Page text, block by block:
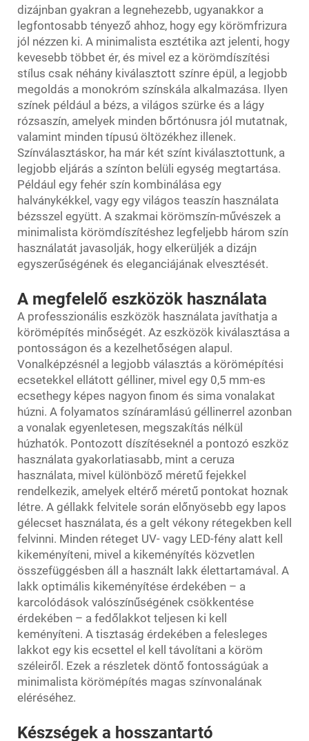
dizájnban gyakran a legnehezebb, ugyanakkor a
legfontosabb tényező ahhoz, hogy egy körömfrizura
jól nézzen ki. A minimalista esztétika azt jelenti, hogy
kevesebb többet ér, és mivel ez a körömdíszítési
stílus csak néhány kiválasztott színre épül, a legjobb
megoldás a monokróm színskála alkalmazása. Ilyen
színek például a bézs, a világos szürke és a lágy
rózsaszín, amelyek minden bőrtónusra jól mutatnak,
valamint minden típusú öltözékhez illenek.
Színválasztáskor, ha már két színt kiválasztottunk, a
legjobb eljárás a színton belüli egység megtartása.
Például egy fehér szín kombinálása egy
halványkékkel, vagy egy világos teaszín használata
bézsszel együtt. A szakmai körömszín-művészek a
minimalista körömdíszítéshez legfeljebb három szín
használatát javasolják, hogy elkerüljék a dizájn
egyszerűségének és eleganciájának elvesztését.
A megfelelő eszközök használata
A professzionális eszközök használata javíthatja a
körömépítés minőségét. Az eszközök kiválasztása a
pontosságon és a kezelhetőségen alapul.
Vonalképzésnél a legjobb választás a körömépítési
ecsetekkel ellátott gélliner, mivel egy 0,5 mm-es
ecsethegy képes nagyon finom és sima vonalakat
húzni. A folyamatos színáramlású géllinerrel azonban
a vonalak egyenletesen, megszakítás nélkül
húzhatók. Pontozott díszítéseknél a pontozó eszköz
használata gyakorlatiasabb, mint a ceruza
használata, mivel különböző méretű fejekkel
rendelkezik, amelyek eltérő méretű pontokat hoznak
létre. A géllakk felvitele során előnyösebb egy lapos
gélecset használata, és a gelt vékony rétegekben kell
felvinni. Minden réteget UV- vagy LED-fény alatt kell
kikeményíteni, mivel a kikeményítés közvetlen
összefüggésben áll a használt lakk élettartamával. A
lakk optimális kikeményítése érdekében – a
karcolódások valószínűségének csökkentése
érdekében – a fedőlakkot teljesen ki kell
keményíteni. A tisztaság érdekében a felesleges
lakkot egy kis ecsettel el kell távolítani a köröm
széleiről. Ezek a részletek döntő fontosságúak a
minimalista körömépítés magas színvonalának
eléréséhez.
Készségek a hosszantartó